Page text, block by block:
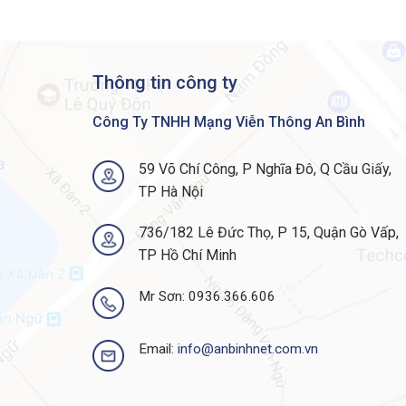
FAQ:CÂU HỎI LIÊN QUAN ĐẾN ROUTER
Router Cisco ASR1K4R2-20G-SECK9 Có
Trả lời: ANBINHNET ™là nhà phân phối
phẩm Router Cisco ASR 1000 do chúng tôi
máy sản xuất với chất lượng mới, New
của các sản phẩm do chúng tôi bán ra.
Router Cisco ASR1K4R2-20G-SECK9 Được
ANBINHNET ™
cam kết các sản
sản phẩm Cisco Router ASR 1000 Series nói
của nhà sản xuất. Tuy nhiên, quý khách hàng
Thông tin công ty
Công Ty TNHH Mạng Viễn Thông An Bình
59 Võ Chí Công, P Nghĩa Đô, Q Cầu Giấy,
TP Hà Nội
736/182 Lê Đức Thọ, P 15, Quận Gò Vấp,
TP Hồ Chí Minh
Mr Sơn: 0936.366.606
Email: info@anbinhnet.com.vn